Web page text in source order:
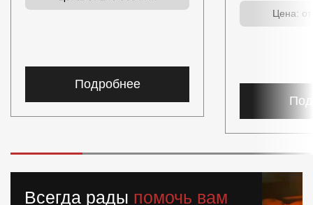
Подробнее
Цена:
Всегда рады помочь вам